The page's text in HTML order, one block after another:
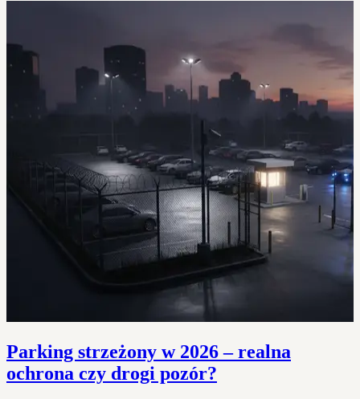
Parking strzeżony w 2026 – realna
ochrona czy drogi pozór?